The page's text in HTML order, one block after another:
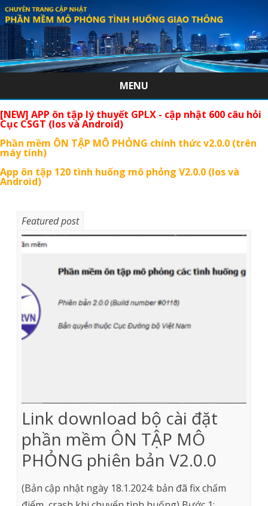
MENU
to
[NEW] APP ôn tập lý thuyết GPLX - cập nhật 600 câu hỏi
Cục CSGT (Ios và Android)
Phần mềm ÔN TẬP MÔ PHỎNG chính thức v2.0.0 (trên
máy tính)
App ôn tập 120 tình huống mô phỏng V2.0.0 (Ios và
Android)
Featured post
Link download bộ cài đặt
phần mềm ÔN TẬP MÔ
PHỎNG phiên bản V2.0.0
(Bản cập nhật ngày 18.1.2024: bản đã fix chấm